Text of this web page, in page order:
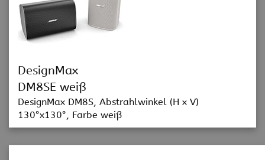
DesignMax
DM8SE weiß
DesignMax DM8S, Abstrahlwinkel (H x V)
130°x130°, Farbe weiß